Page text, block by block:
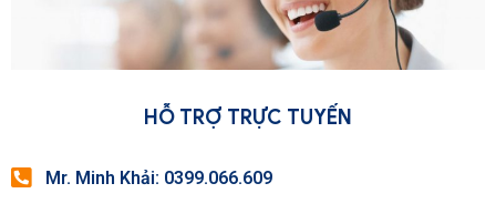
HỖ TRỢ TRỰC TUYẾN
Mr. Minh Khải: 0399.066.609